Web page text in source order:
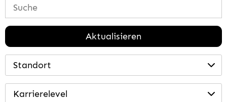
Aktualisieren
Standort
Karrierelevel